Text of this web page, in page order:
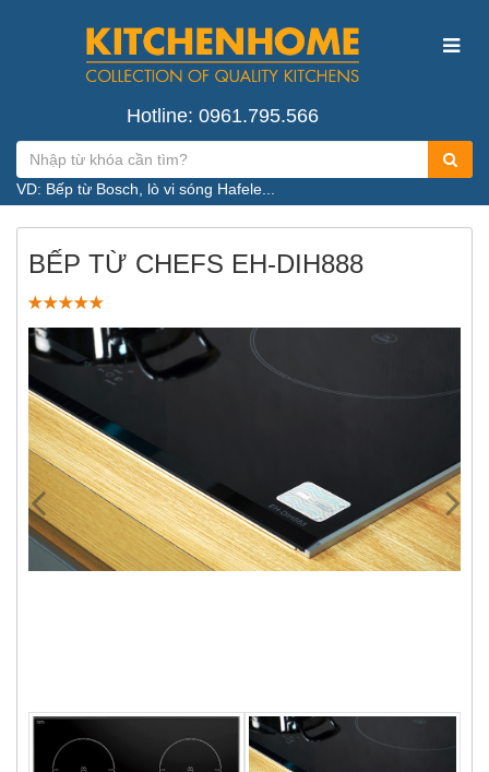
Hotline: 0961.795.566
VD: Bếp từ Bosch, lò vi sóng Hafele...
BẾP TỪ CHEFS EH-DIH888